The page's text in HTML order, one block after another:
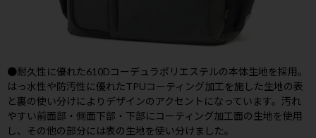
●耐久性に優れた610Dコーデュラポリエステルの本体生地を採用。
はっ水性や防汚性に優れたTPUコーティング加工を施した生地の表
と裏の使い分けによりデザインのアクセントになっています。汚れ
やすい前面部・側面下部・下部にコーティング加工面の生地を使用
し、その他の部分には表の生地を使い分けました。